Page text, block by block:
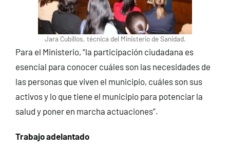
Jara Cubillos, técnica del Ministerio de Sanidad.
Para el Ministerio, “la participación ciudadana es
esencial para conocer cuáles son las necesidades de
las personas que viven el municipio, cuáles son sus
activos y lo que tiene el municipio para potenciar la
salud y poner en marcha actuaciones”.
Trabajo adelantado